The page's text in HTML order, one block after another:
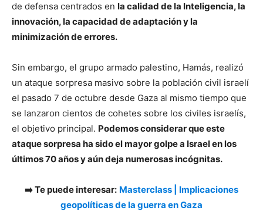
de defensa centrados en la calidad de la Inteligencia, la
innovación, la capacidad de adaptación y la
minimización de errores.
Sin embargo, el grupo armado palestino, Hamás, realizó
un ataque sorpresa masivo sobre la población civil israelí
el pasado 7 de octubre desde Gaza al mismo tiempo que
se lanzaron cientos de cohetes sobre los civiles israelís,
el objetivo principal. Podemos considerar que este
ataque sorpresa ha sido el mayor golpe a Israel en los
últimos 70 años y aún deja numerosas incógnitas.
➡️ Te puede interesar: Masterclass | Implicaciones
geopolíticas de la guerra en Gaza